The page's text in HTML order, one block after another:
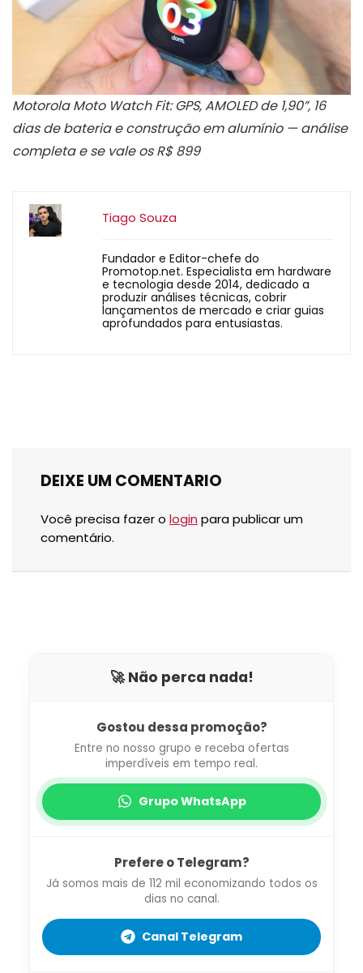
Motorola Moto Watch Fit: GPS, AMOLED de 1,90”, 16
dias de bateria e construção em alumínio — análise
completa e se vale os R$ 899
Tiago Souza
Fundador e Editor-chefe do
Promotop.net. Especialista em hardware
e tecnologia desde 2014, dedicado a
produzir análises técnicas, cobrir
lançamentos de mercado e criar guias
aprofundados para entusiastas.
DEIXE UM COMENTARIO
Você precisa fazer o login para publicar um
comentário.
🚀 Não perca nada!
Gostou dessa promoção?
Entre no nosso grupo e receba ofertas
imperdíveis em tempo real.
Grupo WhatsApp
Prefere o Telegram?
Já somos mais de 112 mil economizando todos os
dias no canal.
Canal Telegram